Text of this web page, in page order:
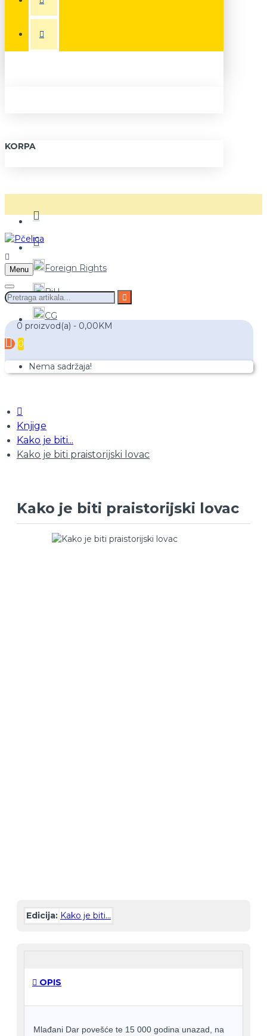
KORPA
Foreign Rights
BiH
CG
Menu
0 proizvod(a) - 0,00KM
0
Nema sadržaja!
Knjige
Kako je biti...
Kako je biti praistorijski lovac
Kako je biti praistorijski lovac
Edicija: Kako je biti...
OPIS
Mlađani Dar povešće te 15 000 godina unazad, na